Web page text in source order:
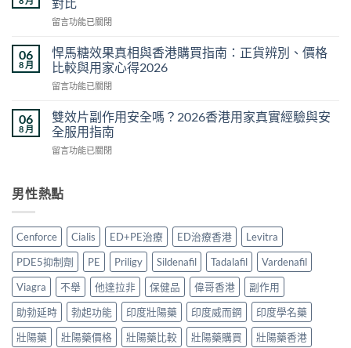
較
｜
香
港
貨
錢・
真
假
購
買
略〉
中
糖
邊
買
正
貨？
2026
港
購
方
真
辨
完
整
攻
略〉
中
在
藥
壯
陽
藥
薦
2026：
香
港
熱
士
保
健
品
實
對
比〉
留言功能已關閉
06
8 月
悍馬糖效果真相與香港購買指南：正貨辨別、價格
比較與用家心得2026
在
馬
糖
效
果
與
買
指
南：
貨
辨
別、
留言功能已關閉
06
8 月
雙效片副作用安全嗎？2026香港用家真實經驗與安
全服用指南
在
片
副
用
安
全
嗎？
2026
香
港
用
留言功能已關閉
男性熱點
Cenforce Cialis ED+PE治療 ED治療香港
Levitra
PDE5抑制劑
PE Priligy Sildenafil Tadalafil
Vardenafil
Viagra
不舉 他達拉非 保健品 偉哥香港
副作用
助勃延時
勃起功能 印度壯陽藥 印度威而鋼
印度學名藥
壯陽藥
壯陽藥價格 壯陽藥比較 壯陽藥購買 壯陽藥香港